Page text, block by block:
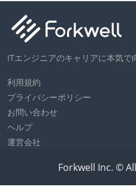
ITエンジニアのキャリアに本気で
利用規約
プライバシーポリシー
お問い合わせ
ヘルプ
運営会社
Forkwell Inc. ©